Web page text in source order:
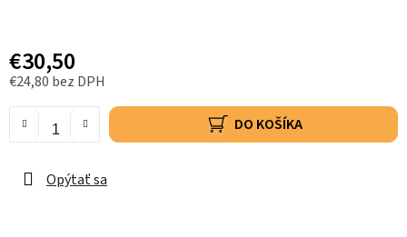
€30,50
€24,80 bez DPH
DO KOŠÍKA
Opýtať sa